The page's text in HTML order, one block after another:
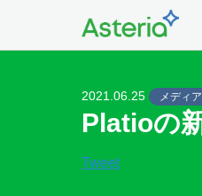
2021.06.25 メディ
Platioの
Tweet